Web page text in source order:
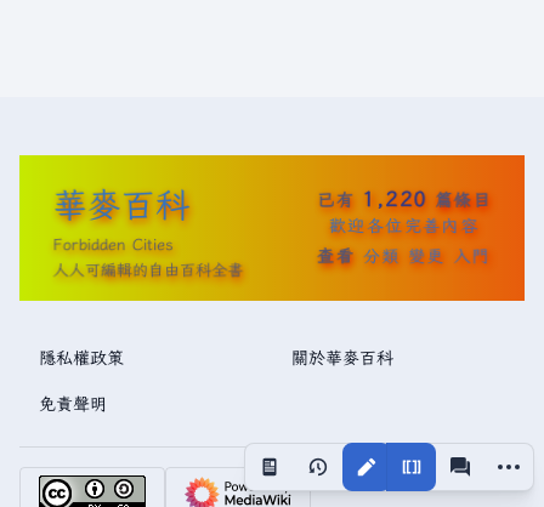
視圖 更多
華麥百科
Forbidden Cities
人人可編輯的自由百科全書
已有 1,220 篇條目
歡迎各位完善內容
查看 分類 變更 入門
隱私權政策 關於華麥百科
免責聲明